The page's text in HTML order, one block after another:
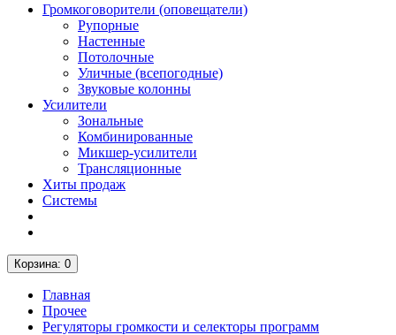
Громкоговорители (оповещатели)
Рупорные
Настенные
Потолочные
Уличные (всепогодные)
Звуковые колонны
Усилители
Зональные
Комбинированные
Микшер-усилители
Трансляционные
Хиты продаж
Системы
Корзина: 0
Главная
Прочее
Регуляторы громкости и селекторы программ